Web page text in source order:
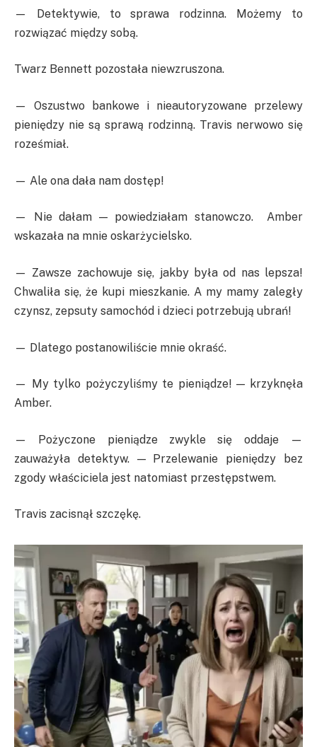
— Detektywie, to sprawa rodzinna. Możemy to
rozwiązać między sobą.
Twarz Bennett pozostała niewzruszona.
— Oszustwo bankowe i nieautoryzowane przelewy
pieniędzy nie są sprawą rodzinną. Travis nerwowo się
roześmiał.
— Ale ona dała nam dostęp!
— Nie dałam — powiedziałam stanowczo. Amber
wskazała na mnie oskarżycielsko.
— Zawsze zachowuje się, jakby była od nas lepsza!
Chwaliła się, że kupi mieszkanie. A my mamy zaległy
czynsz, zepsuty samochód i dzieci potrzebują ubrań!
— Dlatego postanowiliście mnie okraść.
— My tylko pożyczyliśmy te pieniądze! — krzyknęła
Amber.
— Pożyczone pieniądze zwykle się oddaje —
zauważyła detektyw. — Przelewanie pieniędzy bez
zgody właściciela jest natomiast przestępstwem.
Travis zacisnął szczękę.